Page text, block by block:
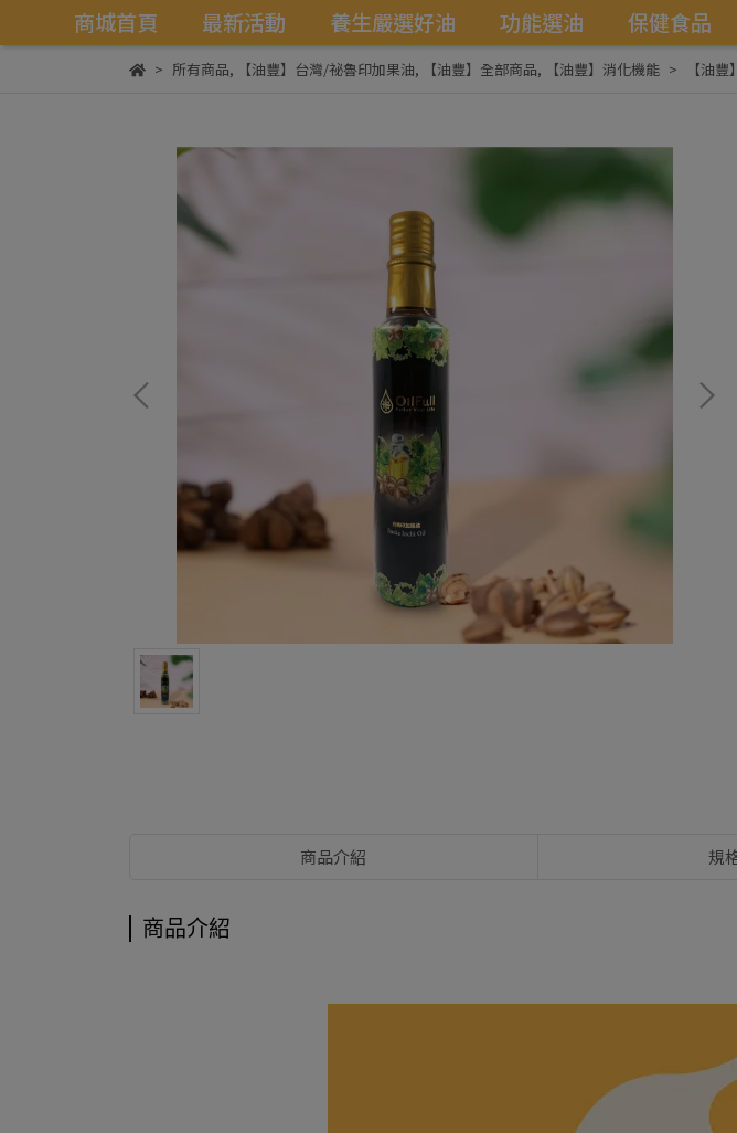
商城首頁 最新活動 養生嚴選好油 功能選油 保健食品
所有商品, 【油豐】台灣/祕魯印加果油, 【油豐】全部商品, 【油豐】消化機能 【油
商品介紹 規
商品介紹